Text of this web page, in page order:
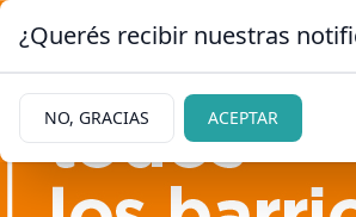
¿Querés recibir nuestras
NO, GRACIAS ACEPTAR